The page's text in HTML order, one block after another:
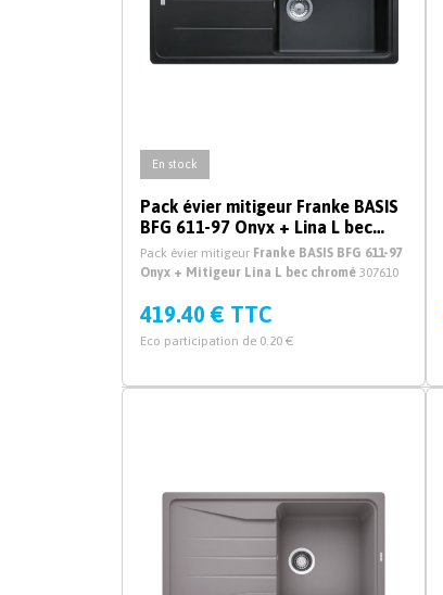
En stock
Pack évier mitigeur Franke BASIS
BFG 611-97 Onyx + Lina L bec
chromé
Pack évier mitigeur Franke BASIS BFG 611-97
Onyx + Mitigeur Lina L bec chromé 307610
419.40 € TTC
Eco participation de 0.20 €